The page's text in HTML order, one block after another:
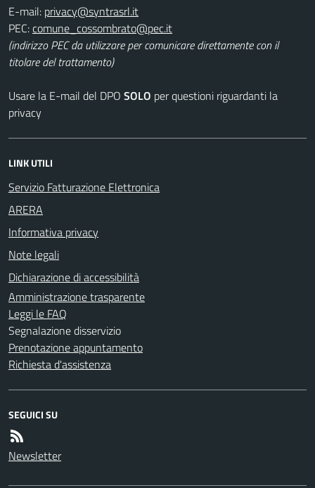
E-mail:
PEC:
(indirizzo PEC da utilizzare per comunicare direttamente con il
titolare del trattamento)
Usare la E-mail del DPO SOLO per questioni riguardanti la
privacy
LINK UTILI
Servizio Fatturazione Elettronica
ARERA
Informativa privacy
Note legali
Dichiarazione di accessibilità
Amministrazione trasparente
Leggi le FAQ
Segnalazione disservizio
Prenotazione appuntamento
Richiesta d'assistenza
SEGUICI SU
Newsletter